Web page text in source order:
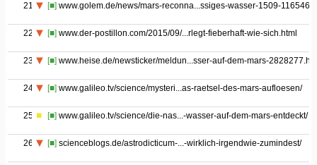
21 [■] www.golem.de/news/mars-reconna...ssiges-wasser-1509-
22 [■] www.der-postillon.com/2015/09/...rlegt-fieberhaft-wie-sich.html
23 [■] www.heise.de/newsticker/meldun...sser-auf-dem-mars-
24 [■] www.galileo.tv/science/mysteri...as-raetsel-des-mars-aufloesen/
25 [■] www.galileo.tv/science/die-nas...-wasser-auf-dem-mars-entdeckt/
26 [■] scienceblogs.de/astrodicticum-...-wirklich-irgendwie-zumindest/